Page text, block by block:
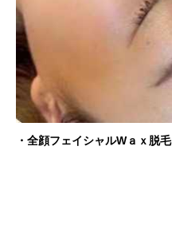
・全顔フェイシャルWａｘ脱毛